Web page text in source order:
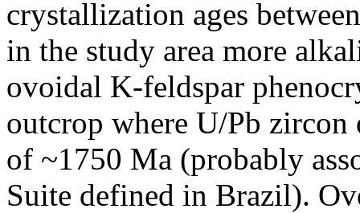
crystallization ages
in the study area more
ovoidal K-feldspar
outcrop where U/Pb zircon
of ~1750 Ma (probably
Suite defined in Brazil).